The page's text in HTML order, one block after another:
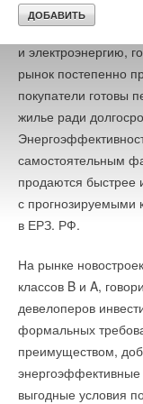
рассматривает
возможность
и электроэнергию,
рынок постепенно
покупатели готовы
жилье ради
самостоятельным
продаются быстрее
с
в ЕРЗ. РФ.
На рынке
классов B и A,
девелоперов
формальных
преимуществом,
энергоэффективные
выгодные условия